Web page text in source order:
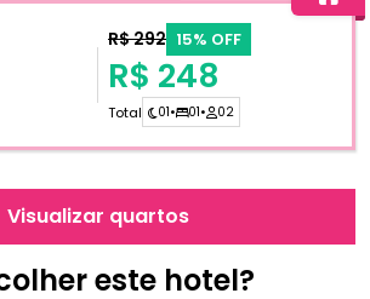
este hotel?
R$ 292 15% OFF
R$ 248
Total 01• 01• 02
Visualizar quartos